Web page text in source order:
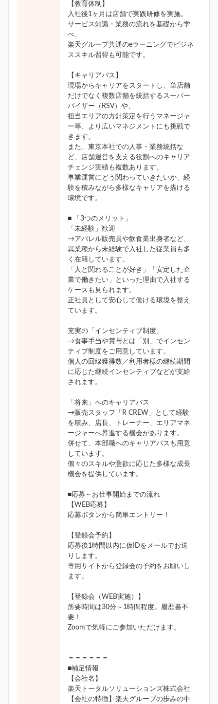
【教育体制】
入社後1ヶ月は店舗で実践研修を実施。
サービス知識・業務の流れを基礎から学
べ、
楽天グループ共通のeラーニングでビジネ
ススキル習得も可能です。
【キャリアパス】
現場からキャリアをスタートし、単店舗
だけでなく複数店舗を統括するスーパー
バイザー（RSV）や、
担当エリアの方針策定を行うマネージャ
ー等、より広いマネジメントにも挑戦で
きます。
また、東京本社での人事・業務統括な
ど、店舗運営を支える役割へのキャリア
チェンジ実績も複数あります。
事業運営にどう関わっていきたいか、経
験を積みながら多様なキャリアを描ける
環境です。
■ 「3つのメリット」
「未経験」歓迎
→アパレル販売員や飲食業出身者など、
異業種から未経験で入社した従業員も多
く在籍しています。
「人と関わることが好き」「安定した企
業で働きたい」といった理由で入社する
ケースも見られます。
正社員として安心して働ける環境を整え
ています。
充実の「インセンティブ制度」
→食事手当や賞与とは「別」でインセン
ティブ制度をご用意しています。
個人の回線獲得数／利用者様の継続期間
に応じた継続インセンティブなどが支給
されます。
「将来」へのキャリアパス
→販売スタッフ「R CREW」として経験
を積み、店長、トレーナー、エリアマネ
ージャーへ昇進する機会があります。
併せて、本部職へのキャリアパスも用意
しています。
個々のスキルや意欲に応じた多様な成長
機会を提供しています。
■応募～お仕事開始までの流れ
【WEB応募】
応募ボタンから簡単エントリー！
【登録会予約】
応募後1時間以内に仮IDをメールでお送
りします。
専用サイトから登録会の予約をお願いし
ます。
【登録会（WEB実施）】
所要時間は30分～1時間程度。履歴書不
要！
Zoomで気軽にご参加いただけます。
＝＝＝＝＝＝
■補足情報
【会社名】
楽天トータルソリューションズ株式会社
【会社の特徴】楽天グループの歩みの中